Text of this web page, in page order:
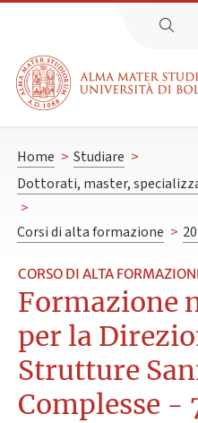
Home > Studiare >
Dottorati, master,
>
Corsi di alta formazione >
CORSO DI ALTA
Formazione
per la
Strutture
Complesse -